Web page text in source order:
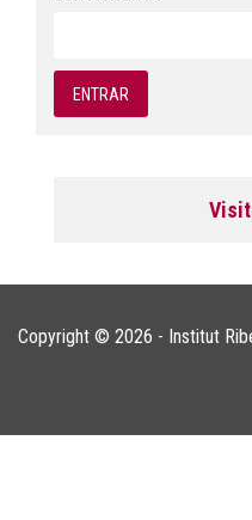
Copyright © 2026 - Institut